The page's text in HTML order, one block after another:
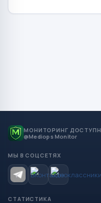
МОНИТОРИНГ
@Mediops Monitor
МЫ В СОЦСЕТЯХ
СТАТИСТИКА